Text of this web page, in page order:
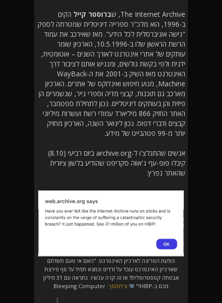
The Internet Archive, ש ברוסטר קייל הקים
ב-1996, הוא מלכ"ר ספרייה דיגיטלית שמטרתה לספק
"גישה אוניברסלית לכל הידע". מאז שאירכב את עמוד
הרשת הראשון שלו ב-10.5.1996, הארכיון שומר
עותקים של אתרי אינטרנט לאורך השנים – אוטומטית,
ידנית ולפי בקשת גולשים, ומנגיש אותם לציבור דרך
האינטרנט מאז השיק ב-2001 את ה-WayBack
Machine, מנוע חיפוש ואינדוקס של אתרים. הארכיון
מארכב גם תוכנות, קבצי מדיה וספרי נייר, שנשמרים הן
פיזית והן בעותקים דיגיטליים. נכון לתחילת ספטמבר,
האתר החזיק 866 מיליארד עמודי רשת ועשרות מיליוני
קבצים ודברי דפוס. נכון לינואר השנה, הארכיון מחזיק
יותר מ-99 פטהבייט של מידע.
אנשים שהתגלצ'ו ל-archive.org ביום רביעי (8.10)
קיבלו פופ-עף ג'אווה סקריפט שהודיע בלשון ציורית
שהאתר נפרץ:
הודעת הפריצה לארכיון האינטרנט: "האם אי פעם חשדתם
שארכיון האינטרנט עובד על זרדים ונמצא תמיד על סף פירצת
אבטחה קטסטרופלית? אז זה קרה עכשיו. נתראה עם 31 מיליון
מכם ב-HIBP!"
צילומסך: Bleeping Computer